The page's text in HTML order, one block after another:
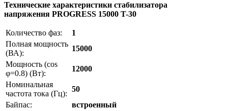
Технические характеристики стабилизатора
напряжения PROGRESS 15000 T-30
Количество фаз:
1
Полная мощность
(ВА):
15000
Мощность (cos
φ=0.8) (Вт):
12000
Номинальная
частота тока (Гц):
50
Байпас:
встроенный